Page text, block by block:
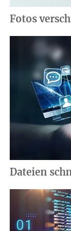
Fotos
Dateien